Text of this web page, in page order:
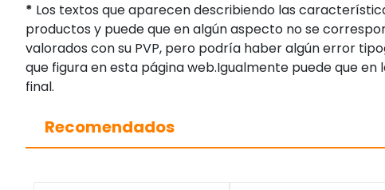
* Los textos que aparecen describiendo las
productos y puede que en algún aspecto no se
valorados con su PVP, pero podría haber algún error
que figura en esta página web.Igualmente puede que
final.
Recomendados